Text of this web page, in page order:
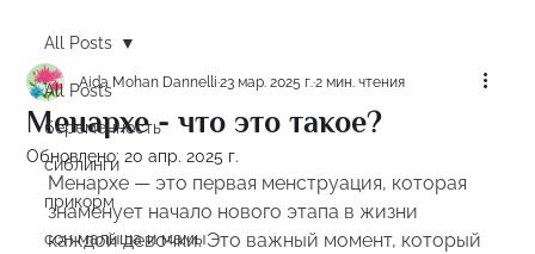
All Posts
беременность
сиблинги
прикорм
сон малыша и мамы
All Posts
Менархе - что это такое?
Aida Mohan Dannelli23 мар. 2025 г.2 мин. чтения
Обновлено:20 апр. 2025 г.
Менархе — это первая менструация, которая
знаменует начало нового этапа в жизни
каждой девочки. Это важный момент, который